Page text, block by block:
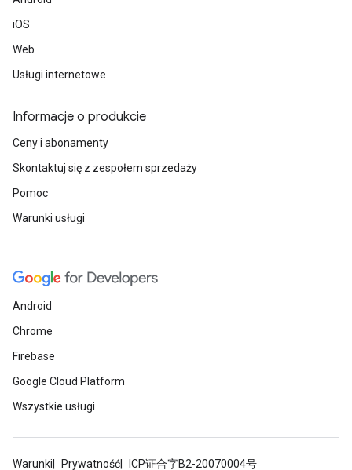
iOS
Web
Usługi internetowe
Informacje o produkcie
Ceny i abonamenty
Skontaktuj się z zespołem sprzedaży
Pomoc
Warunki usługi
Android
Chrome
Firebase
Google Cloud Platform
Wszystkie usługi
Warunki Prywatność ICP证合字B2-20070004号